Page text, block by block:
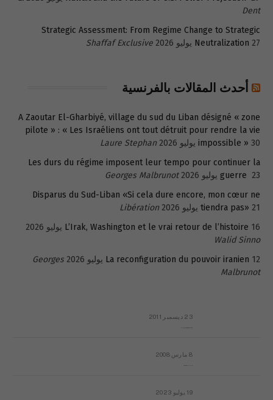
Dent
Strategic Assessment: From Regime Change to Strategic
Neutralization 27 يوليو 2026 Shaffaf Exclusive
أحدث المقالات بالفرنسية
A Zaoutar El-Gharbiyé, village du sud du Liban désigné « zone
pilote » : « Les Israéliens ont tout détruit pour rendre la vie
impossible » 30 يوليو 2026
Laure Stephan
Les durs du régime imposent leur tempo pour continuer la
guerre 23 يوليو 2026
Georges Malbrunot
Disparus du Sud-Liban «Si cela dure encore, mon cœur ne
tiendra pas» 21 يوليو 2026
Libération
L’Irak, Washington et le vrai retour de l’histoire 16 يوليو 2026
Walid Sinno
La reconfiguration du pouvoir iranien 12 يوليو 2026
Georges
Malbrunot
23 ديسمبر 2011
8 مارس 2008
19 يوليو 2023